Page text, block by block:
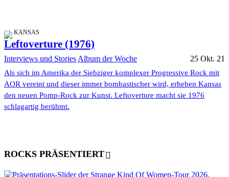
KANSAS
Leftoverture (1976)
Interviews und Stories Album der Woche 25 Okt. 21
Als sich im Amerika der Siebziger komplexer Progressive Rock mit
AOR vereint und dieser immer bombastischer wird, erheben Kansas
den neuen Pomp-Rock zur Kunst. Leftoverture macht sie 1976
schlagartig berühmt.
ROCKS PRÄSENTIERT